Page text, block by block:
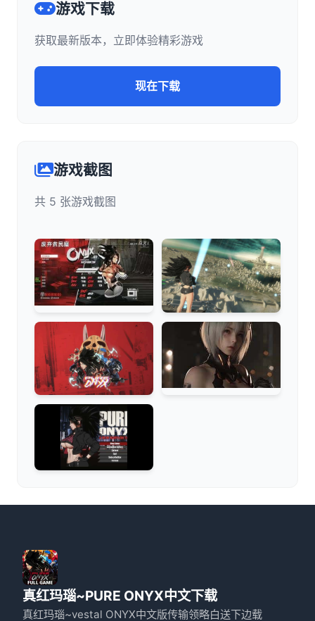
游戏下载
获取最新版本，立即体验精彩游戏
现在下载
游戏截图
共 5 张游戏截图
真红玛瑙~PURE ONYX中文下载
真红玛瑙~vestal ONYX中文版传输领略白送下边载